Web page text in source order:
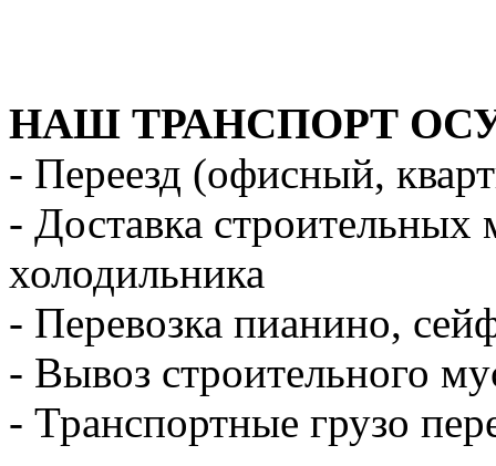
НАШ ТРАНСПОРТ
- Переезд (офисный,
- Доставка
холодильника
- Перевозка пианино,
- Вывоз строительного
- Транспортные грузо